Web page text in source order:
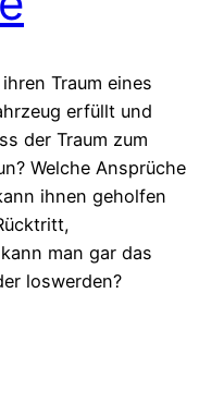
Traum eines
erfüllt und
der Traum zum
Welche Ansprüche
ihnen geholfen
man gar das
loswerden?